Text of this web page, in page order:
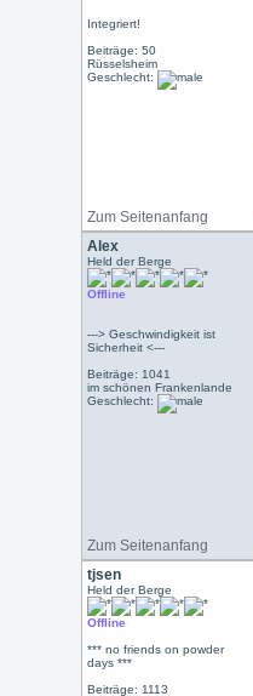
Integriert!
Beiträge: 50
Rüsselsheim
Geschlecht:
Zum Seitenanfang
Alex
Held der Berge
Offline
---> Geschwindigkeit ist
Sicherheit <---
Beiträge: 1041
im schönen Frankenlande
Geschlecht:
Zum Seitenanfang
tjsen
Held der Berge
Offline
*** no friends on powder
days ***
Beiträge: 1113